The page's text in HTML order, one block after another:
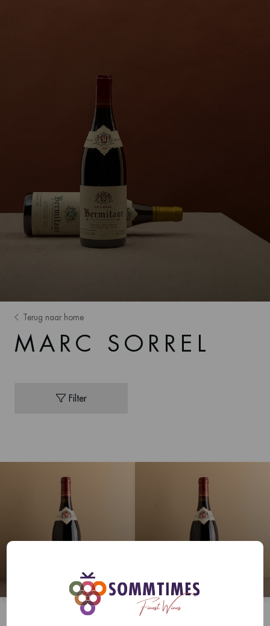
Terug naar home
MARC SORREL
Filter
Marc Sorrel Marc Sorrel